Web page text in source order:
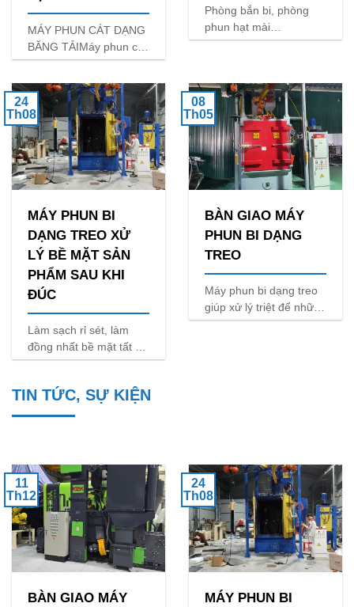
MÁY PHUN CÁT DẠNG
BĂNG TẢIMáy phun cat
tự động dạng băng tải
Phòng bắn bi, phòng
phun hạt mài
(youtube.com)Hệ thống
thay thế cho việc sử
dụng các phương pháp
làm
24
Th08
MÁY PHUN BI
DẠNG TREO XỬ
LÝ BỀ MẶT SẢN
PHẨM SAU KHI
ĐÚC
Làm sạch rỉ sét, làm
đồng nhất bề mặt tất cả
các loại sản phẩm như
nhựa, sơn tĩnh
điện,........-Chính sách
08
Th05
BÀN GIAO MÁY
PHUN BI DẠNG
TREO
Máy phun bi dạng treo
giúp xử lý triệt để những
mảng bám của khung
TIN TỨC, SỰ KIỆN
11
Th12
BÀN GIAO MÁY
24
Th08
MÁY PHUN BI